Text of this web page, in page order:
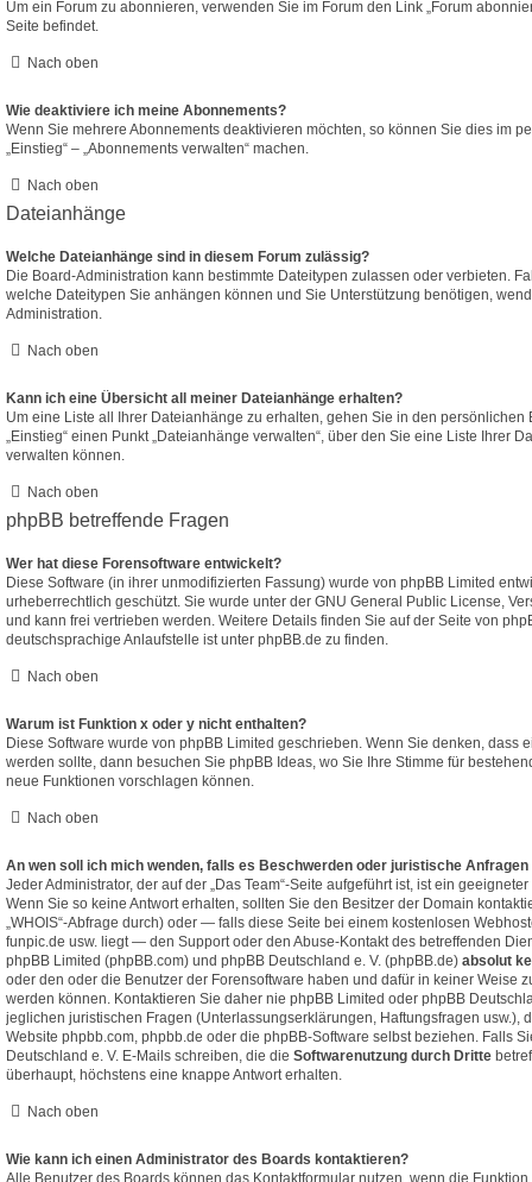
Um ein Forum zu abonnieren, verwenden Sie im Forum den Link „Forum
Seite befindet.
Nach oben
Wie deaktiviere ich meine Abonnements?
Wenn Sie mehrere Abonnements deaktivieren möchten, so können Sie dies im
„Einstieg“ – „Abonnements verwalten“ machen.
Nach oben
Dateianhänge
Welche Dateianhänge sind in diesem Forum zulässig?
Die Board-Administration kann bestimmte Dateitypen zulassen oder verbieten.
welche Dateitypen Sie anhängen können und Sie Unterstützung benötigen,
Administration.
Nach oben
Kann ich eine Übersicht all meiner Dateianhänge erhalten?
Um eine Liste all Ihrer Dateianhänge zu erhalten, gehen Sie in den persönlichen
„Einstieg“ einen Punkt „Dateianhänge verwalten“, über den Sie eine Liste Ihrer
verwalten können.
Nach oben
phpBB betreffende Fragen
Wer hat diese Forensoftware entwickelt?
Diese Software (in ihrer unmodifizierten Fassung) wurde von phpBB Limited
urheberrechtlich geschützt. Sie wurde unter der GNU General Public License,
und kann frei vertrieben werden. Weitere Details finden Sie auf der Seite von
deutschsprachige Anlaufstelle ist unter phpBB.de zu finden.
Nach oben
Warum ist Funktion x oder y nicht enthalten?
Diese Software wurde von phpBB Limited geschrieben. Wenn Sie denken, dass
werden sollte, dann besuchen Sie phpBB Ideas , wo Sie Ihre Stimme für
neue Funktionen vorschlagen können.
Nach oben
An wen soll ich mich wenden, falls es Beschwerden oder juristische
Jeder Administrator, der auf der „Das Team“-Seite aufgeführt ist, ist ein
Wenn Sie so keine Antwort erhalten, sollten Sie den Besitzer der Domain
„WHOIS“-Abfrage durch) oder — falls diese Seite bei einem kostenlosen
funpic.de usw. liegt — den Support oder den Abuse-Kontakt des betreffenden
phpBB Limited (phpBB.com) und phpBB Deutschland e. V. (phpBB.de) absolut
oder den oder die Benutzer der Forensoftware haben und dafür in keiner Weise
werden können. Kontaktieren Sie daher nie phpBB Limited oder phpBB
jeglichen juristischen Fragen (Unterlassungserklärungen, Haftungsfragen usw.),
Website phpbb.com, phpbb.de oder die phpBB-Software selbst beziehen. Falls
Deutschland e. V. E-Mails schreiben, die die Softwarenutzung durch Dritte
überhaupt, höchstens eine knappe Antwort erhalten.
Nach oben
Wie kann ich einen Administrator des Boards kontaktieren?
Alle Benutzer des Boards können das Kontaktformular nutzen, wenn die